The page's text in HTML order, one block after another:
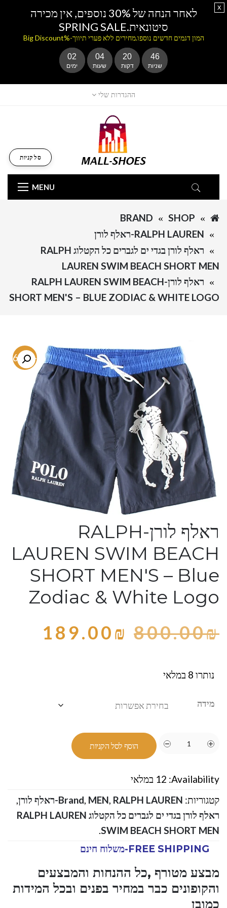
ההגדרות שלי
MENU
סל קניות
SHOP
BRAND
RALPH LAUREN-ראלף לורן
ראלף לורן בגדי ים לגברים כל הקטלוג RALPH
LAUREN SWIM BEACH SHORT MEN
ראלף לורן-RALPH LAUREN SWIM BEACH
SHORT MEN'S – BLUE ZODIAC & WHITE LOGO
-76.4%
ראלף לורן-RALPH
LAUREN SWIM BEACH
SHORT MEN'S – Blue
Zodiac & White Logo
800.00₪
189.00₪
נותרו 8 במלאי
מידה
הוסף לסל הקניות
Availability: 12 במלאי
קטגוריות:
Brand, MEN, RALPH LAUREN-ראלף לורן
,
ראלף לורן בגדי ים לגברים כל הקטלוג RALPH LAUREN
SWIM BEACH SHORT MEN
.
FREE SHIPPING-משלוח חינם
מבצע מטורף ,כל ההנחות והמבצעים
והקופונים כבר במחיר בפנים ובכל המידות
כמובן
לאחר הנחה של 30% נוספים, אין מכירה
סיטונאית.SPRING SALE
המון דגמים חדשים נוספו.מחירים ללא פערי תיווך-%Big Discount
02
ימים
04
שעות
20
דקות
46
שניות
x